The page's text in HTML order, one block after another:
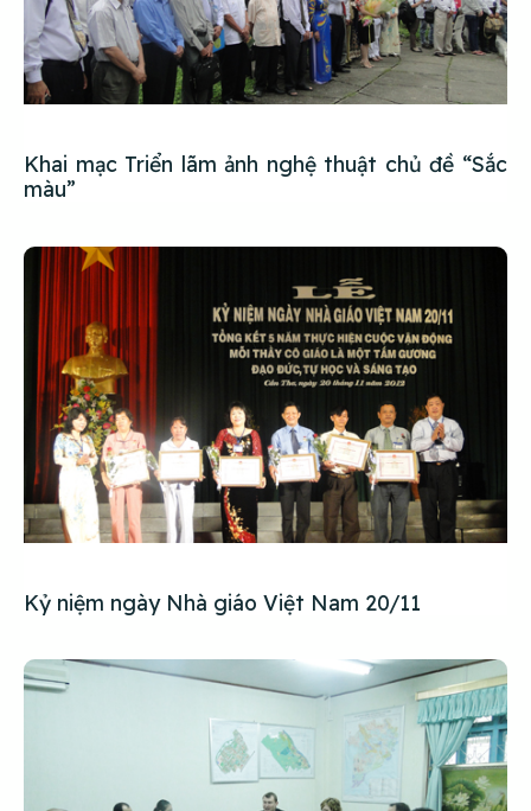
Khai mạc Triển lãm ảnh nghệ thuật chủ đề “Sắc
màu”
Kỷ niệm ngày Nhà giáo Việt Nam 20/11